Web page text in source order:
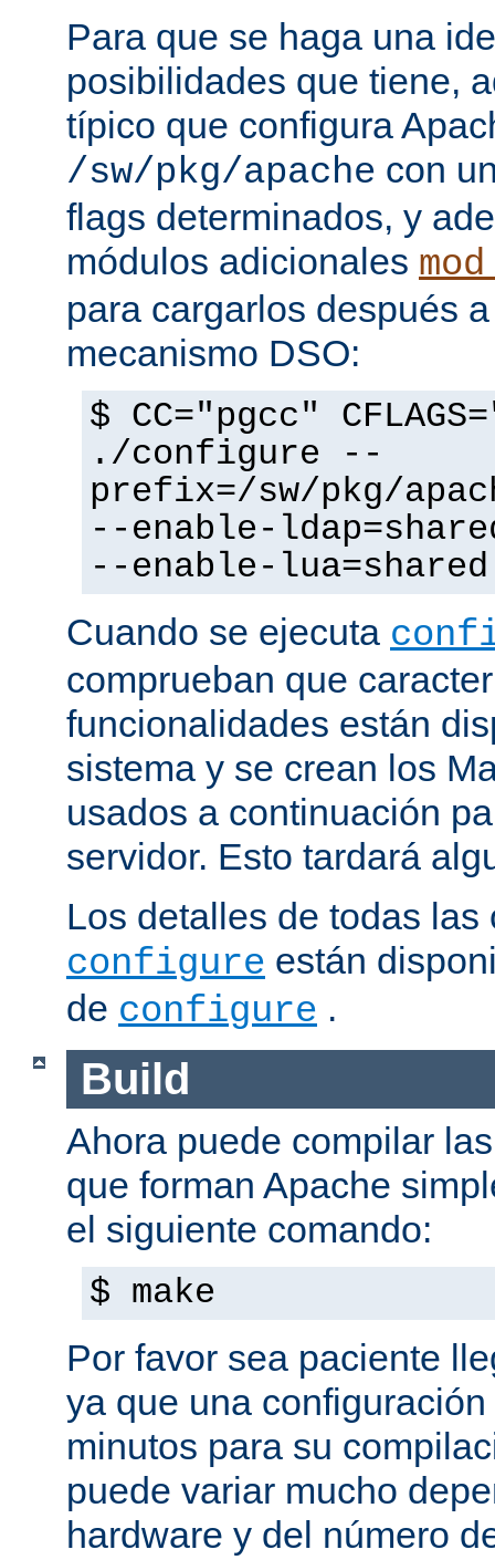
Para que se haga una
posibilidades que tiene,
típico que configura
/sw/pkg/apache con
flags determinados, y
módulos adicionales
para cargarlos después
mecanismo DSO:
$ CC="pgcc"
./configure --
prefix=/sw/pkg/
--enable-
--enable-lua=shared
Cuando se ejecuta
comprueban que
funcionalidades están
sistema y se crean los
usados a continuación
servidor. Esto tardará
Los detalles de todas las
configure están
de configure .
Build
Ahora puede compilar
que forman Apache
el siguiente comando:
$ make
Por favor sea paciente
ya que una
minutos para su
puede variar mucho
hardware y del número